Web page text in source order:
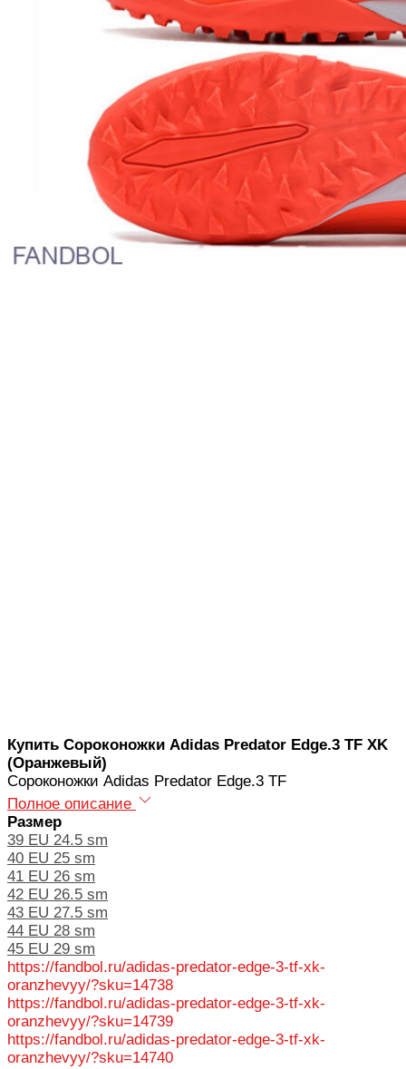
Купить Сороконожки Аdidas Predator Edge.3 TF XK
(Оранжевый)
Сороконожки Аdidas Predator Edge.3 TF
Полное описание
Размер
39 EU 24.5 sm
40 EU 25 sm
41 EU 26 sm
42 EU 26.5 sm
43 EU 27.5 sm
44 EU 28 sm
45 EU 29 sm
https://fandbol.ru/adidas-predator-edge-3-tf-xk-
oranzhevyy/?sku=14738
https://fandbol.ru/adidas-predator-edge-3-tf-xk-
oranzhevyy/?sku=14739
https://fandbol.ru/adidas-predator-edge-3-tf-xk-
oranzhevyy/?sku=14740